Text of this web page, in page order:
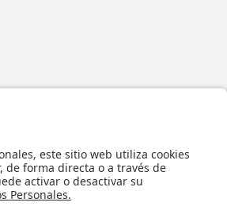
se encuentran protegidos por las normas
su utilización parcial o total, reproducción,
e importación, total o parcial, en todo o en